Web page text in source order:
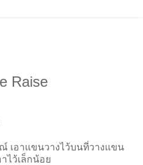
Raise
เอาแขนวางไว้บนที่วางแขน
ไว้เล็กน้อย